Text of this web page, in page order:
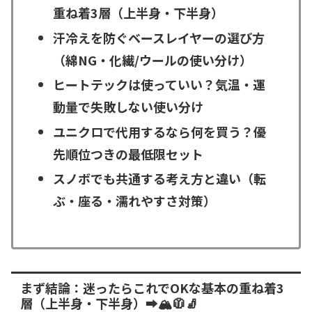
重ね着3層（上半身・下半身）
汗冷えを防ぐベースレイヤーの選び方
（綿NG・化繊/ウールの使い分け）
ヒートテックは使っていい？気温・運
動量で失敗しない使い分け
ユニクロで代用するなら何を買う？優
先順位つきの最低限セット
スノボでも共通する考え方と違い（転
ぶ・座る・濡れやすさ対策）
まず結論：迷ったらこれでOKな基本の重ね着3
層（上半身・下半身）➡️🏔️🧥🧦